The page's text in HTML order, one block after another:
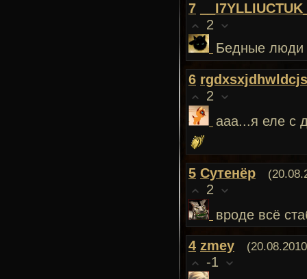
7
2
Бедные люди
6 rgdxsxjdhwldcjs
2
ааа...я еле с
5 Сутенёр
2
вроде всё
4 zmey
-1